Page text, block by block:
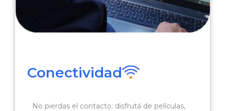
Conectividad
No pierdas el contacto: disfrutá de películas,